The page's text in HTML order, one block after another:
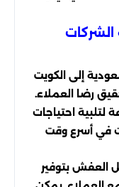
الشركات
إلى الكويت
رضا العملاء.
لتلبية احتياجات
في أسرع وقت
العفش بتوفير